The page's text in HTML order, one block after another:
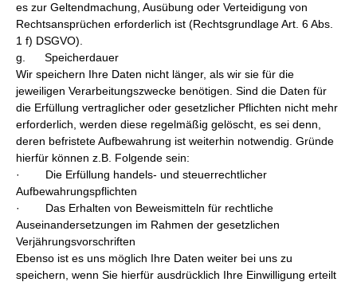
es zur Geltendmachung, Ausübung oder Verteidigung von
Rechtsansprüchen erforderlich ist (Rechtsgrundlage Art. 6 Abs.
1 f) DSGVO).
g. Speicherdauer
Wir speichern Ihre Daten nicht länger, als wir sie für die
jeweiligen Verarbeitungszwecke benötigen. Sind die Daten für
die Erfüllung vertraglicher oder gesetz­licher Pflichten nicht mehr
erforderlich, werden diese regelmäßig gelöscht, es sei denn,
deren befristete Aufbewahrung ist weiterhin notwendig. Gründe
hierfür können z.B. Folgende sein:
· Die Erfüllung handels- und steuerrechtlicher
Aufbewahrungspflichten
· Das Erhalten von Beweismitteln für rechtliche
Auseinandersetzungen im Rahmen der gesetzlichen
Verjährungsvorschriften
Ebenso ist es uns möglich Ihre Daten weiter bei uns zu
speichern, wenn Sie hierfür ausdrücklich Ihre Einwilligung erteilt